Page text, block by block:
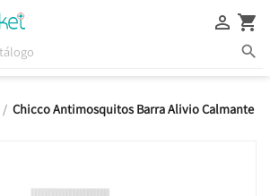

 
Chicco Antimosquitos Barra Alivio Calmante